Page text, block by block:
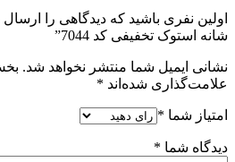
شانه استوک تخفیفی کد 7044”
نشانی ایمیل شما منتشر نخواهد شد.
علامت‌گذاری شده‌اند *
امتیاز شما *
دیدگاه شما *